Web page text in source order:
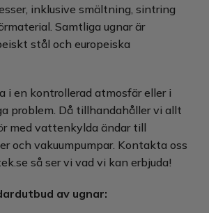
inklusive smältning, sintring
Samtliga ugnar är
stål och europeiska
i en kontrollerad atmosfär eller i
problem. Då tillhandahåller vi allt
med vattenkylda ändar till
och vakuumpumpar. Kontakta oss
så ser vi vad vi kan erbjuda!
av ugnar: